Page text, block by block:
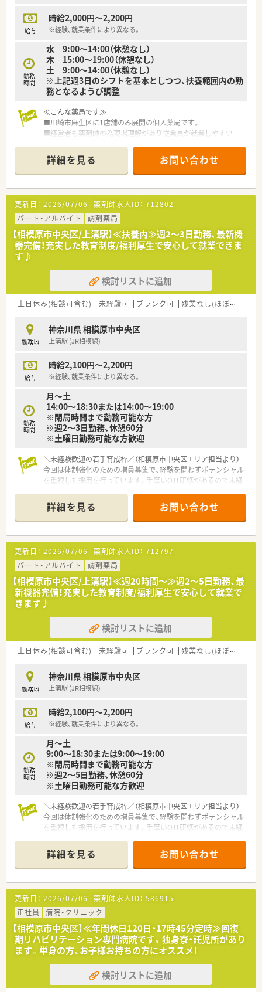
給与
時給2,000円～2,200円
※経験、就業条件により異なる。
勤務
時間
水 9:00～14:00（休憩なし）
木 15:00～19:00（休憩なし）
土 9:00～14:00（休憩なし）
※上記週3日のシフトを基本としつつ、扶養範囲内の勤
務となるようび調整
≪こんな薬局です≫
■川崎市麻生区に1店舗のみ展開の個人薬局です。
■経営者も薬剤師の為現場理解があり従業員が就業しやすい
■ピッキングシステムや全自動分包機などの設備が
整っていますので効率よくご就業いただけます。
≪業務内容・働き方≫
■近隣クリニックから内科・整形外科・小児科を応需
枚数が安定している為ゆとりをもって勤務いただけます。
■週2～3日勤務できる方！曜日はご相談ください◎
18時又は19時まで入れる方は午後のみのシフトも可能！
まずはご希望をお聞かせください！
詳細を見る お問い合わせ
更新日： 2026/07/06 薬剤師求人ID： 712802
パート・アルバイト
調剤薬局
【相模原市中央区/上溝駅】≪扶養内≫週2～3日勤務、最新機
器完備！充実した教育制度/福利厚生で安心して就業できま
す♪
検討リストに追加
土日休み(相談可含む) 未経験可 ブランク可 残業なし(ほぼなし含む)
勤務地
神奈川県 相模原市中央区
上溝駅 (JR相模線)
給与
時給2,100円～2,200円
※経験、就業条件により異なる。
勤務
時間
月～土
14:00～18:30または14:00～19:00
※閉局時間まで勤務可能な方
※週2～3日勤務、休憩60分
※土曜日勤務可能な方歓迎
＼未経験歓迎の若手育成枠／（相模原市中央区エリア担当より）
今回は体制強化のための増員募集で、経験を問わずポテンシャル
を重視した採用を行っています。手厚いOJT研修があるので未経
【店舗情報と応需状況について】
■上溝駅から車で8分ほどの距離に位置しており、天候を気にせ
ず通えるマイカー通勤が可能なアクセス良好な立地です。
■内科や循環器科に加え、皮膚科や整形外科といった専門性の高
い処方箋を1日あたり60枚から70枚ほど応需しています。
■外来の調剤業務だけでなく居宅および施設への在宅業務にも
積極的に取り組んでおり、地域医療に深く貢献しています。
【法人特徴について】
■相模原および伊勢原エリアを中心に地域に根ざした8店舗を展
開し、きめ細やかな医療サービスを提供している法人です。
■グループ店舗全体での交流が非常に盛んに行われており、適度
な頻度で開催される勉強会を通じてスキルアップが可能です。
■若手からベテランまで幅広い年代のスタッフが活躍しており、
す。
【想定される業務内容】
剤と監査を行い、安全な薬物治療をサポートする業務です。
■幅広い年齢層の患者様一人ひとりの症状や生活背景に合わせ
■居宅や施設への在宅業務では、薬の管理や多職種との連携を通
じて、地域に暮らす患者様の健康をトータルでサポートします。
【職場環境と雰囲気】
■幅広い世代のスタッフが在籍しているため、フラットに意見を
■薬剤師の人数が充実しているため、一人あたりの業務負担が適
正に保たれており、ゆとりを持って患者様と向き合えます。
■店舗でのOJT研修を通じて先輩薬剤師が丁寧にフォローして
くれるため、新しい環境に不安がある方でも馴染みやすいです。
詳細を見る お問い合わせ
更新日： 2026/07/06 薬剤師求人ID： 712797
パート・アルバイト
調剤薬局
【相模原市中央区/上溝駅】≪週20時間～≫週2～5日勤務、最
新機器完備！充実した教育制度/福利厚生で安心して就業で
きます♪
検討リストに追加
土日休み(相談可含む) 未経験可 ブランク可 残業なし(ほぼなし含む)
勤務地
神奈川県 相模原市中央区
上溝駅 (JR相模線)
給与
時給2,100円～2,200円
※経験、就業条件により異なる。
勤務
時間
月～土
9:00～18:30または9:00～19:00
※閉局時間まで勤務可能な方
※週2～5日勤務、休憩60分
※土曜日勤務可能な方歓迎
＼未経験歓迎の若手育成枠／（相模原市中央区エリア担当より）
今回は体制強化のための増員募集で、経験を問わずポテンシャル
を重視した採用を行っています。手厚いOJT研修があるので未経
【店舗情報と応需状況について】
■上溝駅から車で8分ほどの距離に位置しており、天候を気にせ
ず通えるマイカー通勤が可能なアクセス良好な立地です。
■内科や循環器科に加え、皮膚科や整形外科といった専門性の高
い処方箋を1日あたり60枚から70枚ほど応需しています。
■外来の調剤業務だけでなく居宅および施設への在宅業務にも
積極的に取り組んでおり、地域医療に深く貢献しています。
【法人特徴について】
■相模原および伊勢原エリアを中心に地域に根ざした8店舗を展
開し、きめ細やかな医療サービスを提供している法人です。
■グループ店舗全体での交流が非常に盛んに行われており、適度
な頻度で開催される勉強会を通じてスキルアップが可能です。
詳細を見る お問い合わせ
更新日： 2026/07/06 薬剤師求人ID： 586915
正社員
病院・クリニック
【相模原市中央区】≪年間休日120日・17時45分定時≫回復
期リハビリテーション専門病院です。独身寮・託児所があり
ます。単身の方、お子様お持ちの方にオススメ！
検討リストに追加